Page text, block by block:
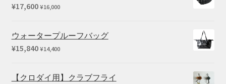
¥17,600 ¥16,000
ウォータープルーフバッグ
¥15,840 ¥14,400
【クロダイ用】クラブフライ